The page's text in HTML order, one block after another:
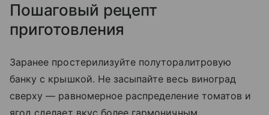
Пошаговый рецепт
приготовления
Заранее простерилизуйте полуторалитровую
банку с крышкой. Не засыпайте весь виноград
сверху — равномерное распределение томатов и